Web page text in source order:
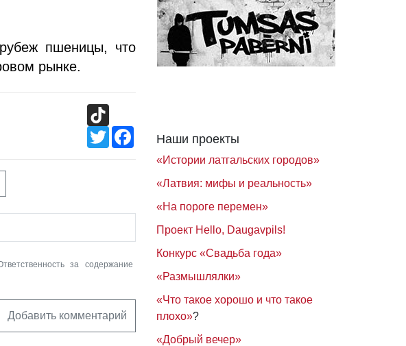
пшеницы, что
рынке.
TikTok
TwitterFacebook
за содержание
Добавить комментарий
Наши проекты
«Истории латгальских городов»
«Латвия: мифы и реальность»
«На пороге перемен»
Проект Hello, Daugavpils!
Конкурс «Свадьба года»
«Размышлялки»
«Что такое хорошо и что такое
плохо»?
«Добрый вечер»